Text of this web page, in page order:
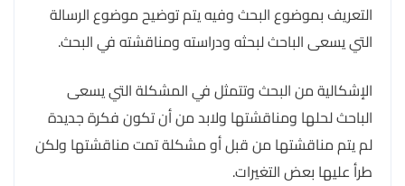
التعريف بموضوع البحث وفيه يتم توضيح موضوع الرسالة
التي يسعى الباحث لبحثه ودراسته ومناقشته في البحث.
الإشكالية من البحث وتتمثل في المشكلة التي يسعى
الباحث لحلها ومناقشتها ولابد من أن تكون فكرة جديدة
لم يتم مناقشتها من قبل أو مشكلة تمت مناقشتها ولكن
طرأ عليها بعض التغيرات.